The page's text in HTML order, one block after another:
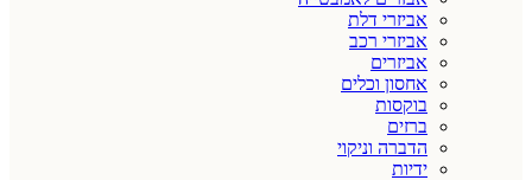
אביזרי דלת
אביזרי רכב
אביזרים
אחסון וכלים
בוקסות
ברזים
הדברה וניקוי
ידיות